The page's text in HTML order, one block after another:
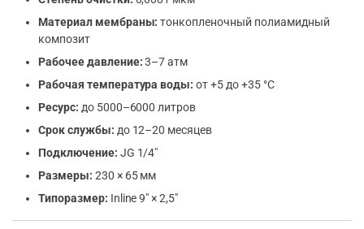
Материал мембраны: тонкопленочный полиамидный
композит
Рабочее давление:3–7 атм
Рабочая температура воды: от +5 до +35 °С
Ресурс: до 5000–6000 литров
Срок службы: до 12–20 месяцев
Подключение: JG 1/4″
Размеры: 230 × 65 мм
Типоразмер: Inline 9″ × 2,5″